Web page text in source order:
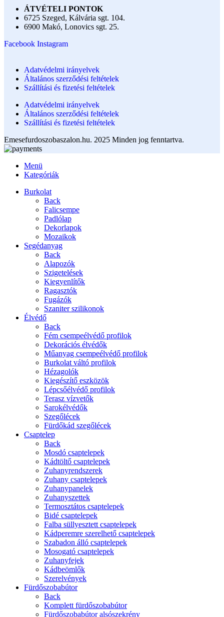
ÁTVÉTELI PONTOK
6725 Szeged, Kálvária sgt. 104.​
6900 Makó, Lonovics sgt. 25.
Facebook Instagram
Adatvédelmi irányelvek
Általános szerződési feltételek
Szállítási és fizetési feltételek
Adatvédelmi irányelvek
Általános szerződési feltételek
Szállítási és fizetési feltételek
Emesefurdoszobaszalon.hu. 2025 Minden jog fenntartva.
Menü
Kategóriák
Burkolat
Back
Falicsempe
Padlólap
Dekorlapok
Mozaikok
Segédanyag
Back
Alapozók
Szigetelések
Kiegyenlítők
Ragasztók
Fugázók
Szaniter szilikonok
Élvédő
Back
Fém csempeélvédő profilok
Dekorációs élvédők
Műanyag csempeélvédő profilok
Burkolat váltó profilok
Hézagolók
Kiegészítő eszközök
Lépcsőélvédő profilok
Terasz vízvetők
Sarokélvédők
Szegőlécek
Fürdőkád szegőlécek
Csaptelep
Back
Mosdó csaptelepek
Kádtöltő csaptelepek
Zuhanyrendszerek
Zuhany csaptelepek
Zuhanypanelek
Zuhanyszettek
Termosztátos csaptelepek
Bidé csaptelepek
Falba süllyesztett csaptelepek
Kádperemre szerelhető csaptelepek
Szabadon álló csaptelepek
Mosogató csaptelepek
Zuhanyfejek
Kádbeömlők
Szerelvények
Fürdőszobabútor
Back
Komplett fürdőszobabútor
Fürdőszobabútor alsószekrény